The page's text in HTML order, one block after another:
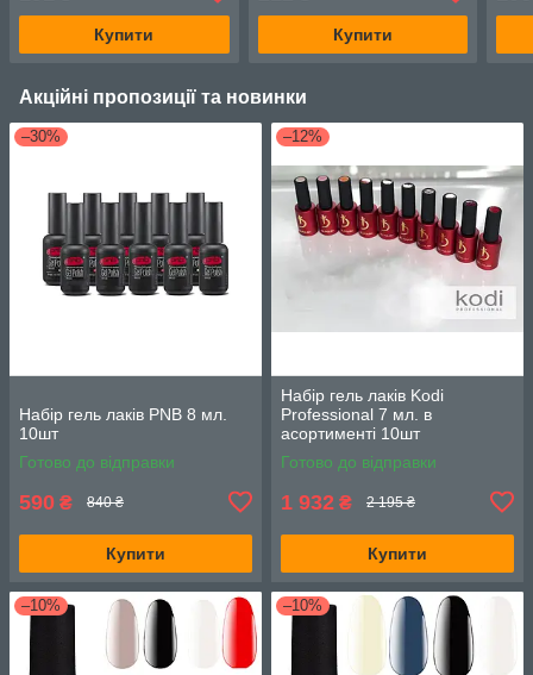
Купити Купити
Акційні пропозиції та новинки
–30%
Набір гель лаків PNB 8 мл.
10шт
Готово до відправки
590 ₴ 840 ₴
Купити
–12%
Набір гель лаків Kodi
Professional 7 мл. в
асортименті 10шт
Готово до відправки
1 932 ₴ 2 195 ₴
Купити
–10% –10%